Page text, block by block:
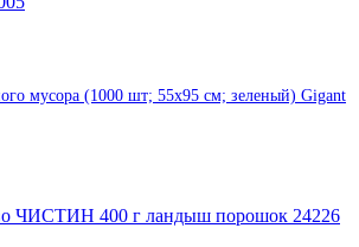
мусора (1000 шт; 55х95 см; зеленый) Gigant